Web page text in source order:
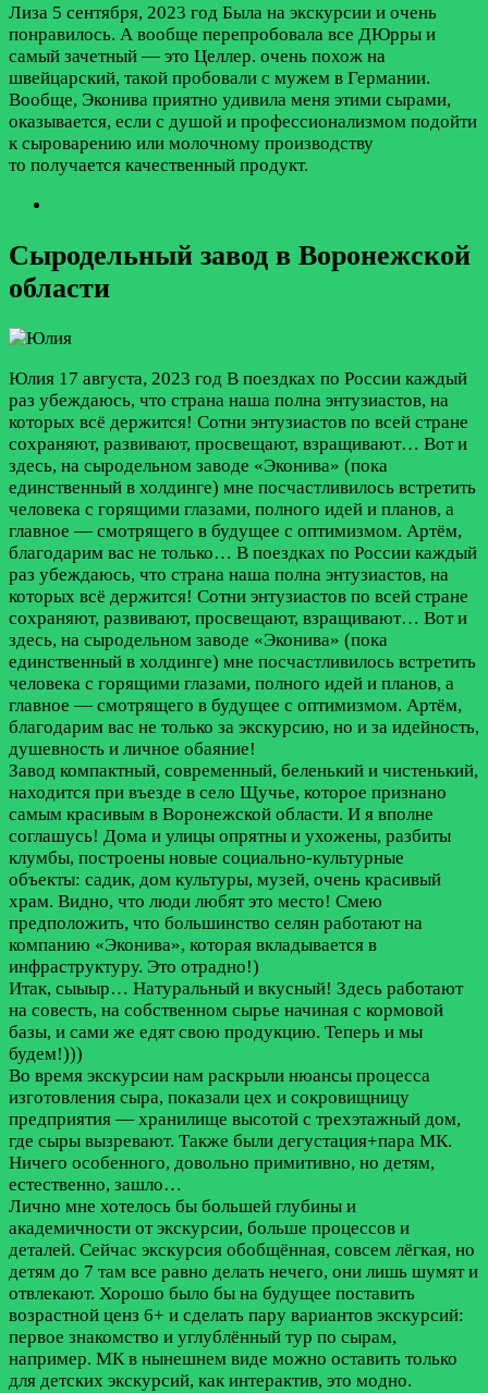
Лиза 5 сентября, 2023 год Была на экскурсии и очень
понравилось. А вообще перепробовала все ДЮрры и
самый зачетный — это Целлер. очень похож на
швейцарский, такой пробовали с мужем в Германии.
Вообще, Эконива приятно удивила меня этими сырами,
оказывается, если с душой и профессионализмом подойти
к сыроварению или молочному производству
то получается качественный продукт.
Сыродельный завод в Воронежской
области
Юлия 17 августа, 2023 год В поездках по России каждый
раз убеждаюсь, что страна наша полна энтузиастов, на
которых всё держится! Сотни энтузиастов по всей стране
сохраняют, развивают, просвещают, взращивают… Вот и
здесь, на сыродельном заводе «Эконива» (пока
единственный в холдинге) мне посчастливилось встретить
человека с горящими глазами, полного идей и планов, а
главное — смотрящего в будущее с оптимизмом. Артём,
благодарим вас не только… В поездках по России каждый
раз убеждаюсь, что страна наша полна энтузиастов, на
которых всё держится! Сотни энтузиастов по всей стране
сохраняют, развивают, просвещают, взращивают… Вот и
здесь, на сыродельном заводе «Эконива» (пока
единственный в холдинге) мне посчастливилось встретить
человека с горящими глазами, полного идей и планов, а
главное — смотрящего в будущее с оптимизмом. Артём,
благодарим вас не только за экскурсию, но и за идейность,
душевность и личное обаяние!
Завод компактный, современный, беленький и чистенький,
находится при въезде в село Щучье, которое признано
самым красивым в Воронежской области. И я вполне
соглашусь! Дома и улицы опрятны и ухожены, разбиты
клумбы, построены новые социально-культурные
объекты: садик, дом культуры, музей, очень красивый
храм. Видно, что люди любят это место! Смею
предположить, что большинство селян работают на
компанию «Эконива», которая вкладывается в
инфраструктуру. Это отрадно!)
Итак, сыыыр… Натуральный и вкусный! Здесь работают
на совесть, на собственном сырье начиная с кормовой
базы, и сами же едят свою продукцию. Теперь и мы
будем!)))
Во время экскурсии нам раскрыли нюансы процесса
изготовления сыра, показали цех и сокровищницу
предприятия — хранилище высотой с трехэтажный дом,
где сыры вызревают. Также были дегустация+пара МК.
Ничего особенного, довольно примитивно, но детям,
естественно, зашло…
Лично мне хотелось бы большей глубины и
академичности от экскурсии, больше процессов и
деталей. Сейчас экскурсия обобщённая, совсем лёгкая, но
детям до 7 там все равно делать нечего, они лишь шумят и
отвлекают. Хорошо было бы на будущее поставить
возрастной ценз 6+ и сделать пару вариантов экскурсий:
первое знакомство и углублённый тур по сырам,
например. МК в нынешнем виде можно оставить только
для детских экскурсий, как интерактив, это модно.